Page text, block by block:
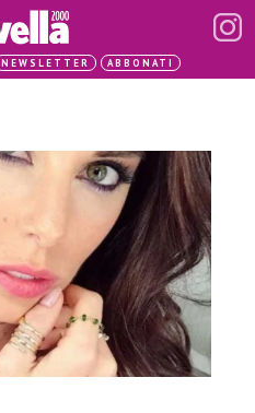
NEWSLETTER ABBONATI